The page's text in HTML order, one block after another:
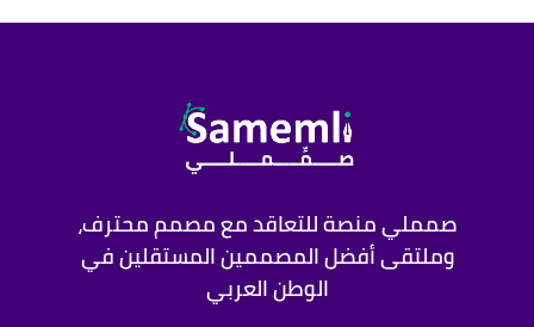
صمملي منصة للتعاقد مع مصمم محترف،
وملتقى أفضل المصممين المستقلين في
الوطن العربي